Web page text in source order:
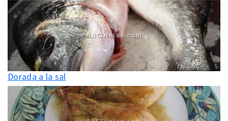
Dorada a la sal